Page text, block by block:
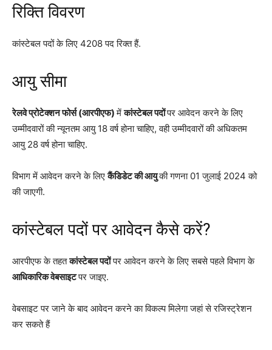
रिक्ति विवरण
कांस्टेबल पदों के लिए 4208 पद रिक्त हैं.
आयु सीमा
रेलवे प्रोटेक्शन फोर्स (आरपीएफ)मेंकांस्टेबल पदोंपर आवेदन करने के लिए
उम्मीदवारों की न्यूनतम आयु 18 वर्ष होना चाहिए, वही उम्मीदवारों की अधिकतम
आयु 28 वर्ष होना चाहिए.
विभाग में आवेदन करने के लिएकैंडिडेट की आयुकी गणना 01 जुलाई 2024 को
की जाएगी.
कांस्टेबल पदों पर आवेदन कैसे करें?
आरपीएफ के तहतकांस्टेबल पदोंपर आवेदन करने के लिए सबसे पहले विभाग के
आधिकारिक वेबसाइटपर जाइए.
वेबसाइट पर जाने के बाद आवेदन करने का विकल्प मिलेगा जहां से रजिस्ट्रेशन
कर सकते हैं